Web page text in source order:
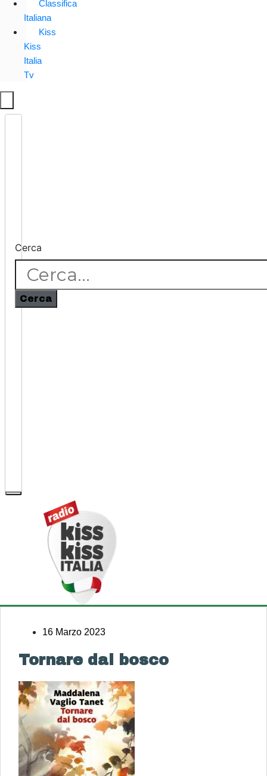
Classifica
Italiana
Kiss
Kiss
Italia
Tv
Cerca
Cerca
16 Marzo 2023
Tornare dal bosco